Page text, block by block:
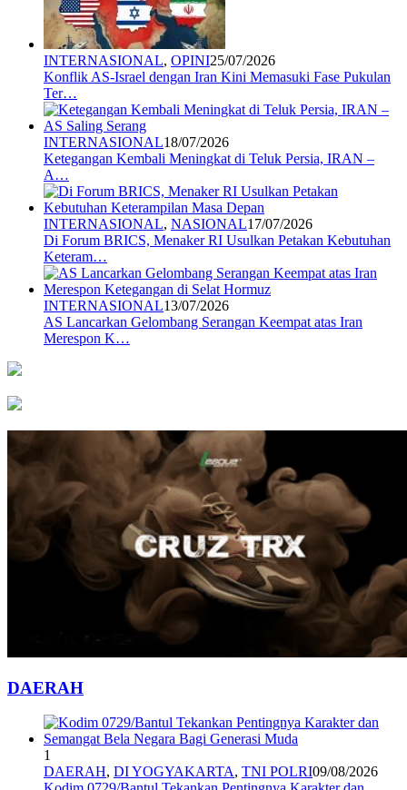
INTERNASIONAL, OPINI25/07/2026
Konflik AS-Israel dengan Iran Kini Memasuki Fase Pukulan
Ter…
INTERNASIONAL18/07/2026
Ketegangan Kembali Meningkat di Teluk Persia, IRAN –
A…
INTERNASIONAL, NASIONAL17/07/2026
Di Forum BRICS, Menaker RI Usulkan Petakan Kebutuhan
Keteram…
INTERNASIONAL13/07/2026
AS Lancarkan Gelombang Serangan Keempat atas Iran
Merespon K…
DAERAH
1
DAERAH, DI YOGYAKARTA, TNI POLRI09/08/2026